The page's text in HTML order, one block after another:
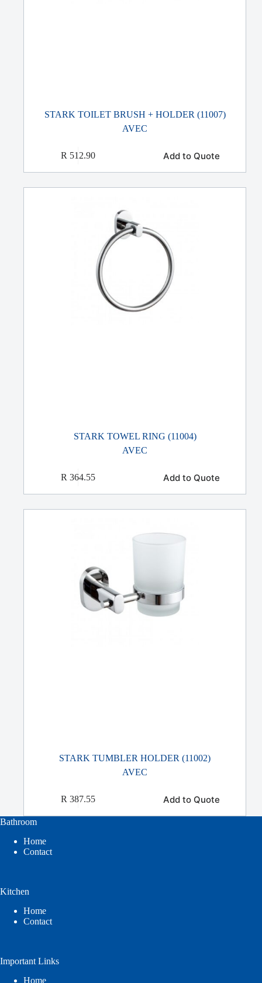
STARK TOILET BRUSH + HOLDER (11007)
AVEC
R 512.90 Add to Quote
STARK TOWEL RING (11004)
AVEC
R 364.55 Add to Quote
STARK TUMBLER HOLDER (11002)
AVEC
R387.55 Add to Quote
Bathroom
Home
Contact
Kitchen
Home
Contact
Important Links
Home